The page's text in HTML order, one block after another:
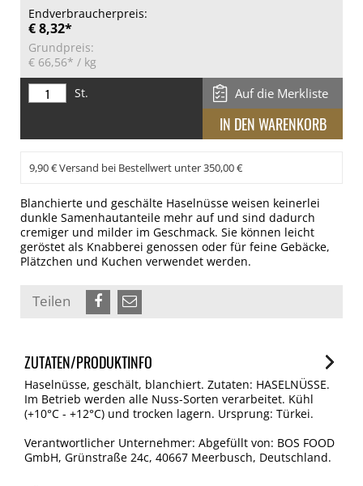
Endverbraucherpreis:
€ 8,32*
Grundpreis:
€ 66,56* / kg
St.
Auf die Merkliste
9,90 € Versand bei Bestellwert unter 350,00 €
Blanchierte und geschälte Haselnüsse weisen keinerlei
dunkle Samenhautanteile mehr auf und sind dadurch
cremiger und milder im Geschmack. Sie können leicht
geröstet als Knabberei genossen oder für feine Gebäcke,
Plätzchen und Kuchen verwendet werden.
Teilen
ZUTATEN/PRODUKTINFO
Haselnüsse, geschält, blanchiert. Zutaten: HASELNÜSSE.
Im Betrieb werden alle Nuss-Sorten verarbeitet. Kühl
(+10°C - +12°C) und trocken lagern. Ursprung: Türkei.
Verantwortlicher Unternehmer: Abgefüllt von: BOS FOOD
GmbH, Grünstraße 24c, 40667 Meerbusch, Deutschland.